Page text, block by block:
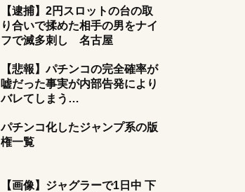
【逮捕】2円スロットの台の取
り合いで揉めた相手の男をナイ
フで滅多刺し 名古屋
【悲報】パチンコの完全確率が
嘘だった事実が内部告発により
バレてしまう…
パチンコ化したジャンプ系の版
権一覧
【画像】ジャグラーで1日中 下